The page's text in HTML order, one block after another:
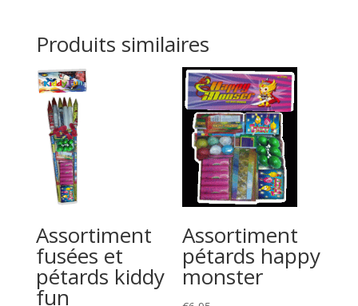
Produits similaires
Assortiment
fusées et
pétards kiddy
fun
Assortiment
pétards happy
monster